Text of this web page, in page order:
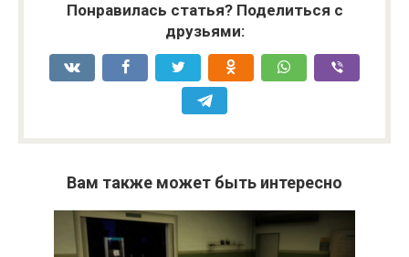
Понравилась статья? Поделиться с
друзьями:
Вам также может быть интересно